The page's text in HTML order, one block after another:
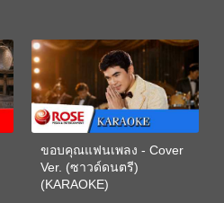
ขอบคุณแฟนเพลง - Cover
Ver. (ซาวด์ดนตรี)
(KARAOKE)